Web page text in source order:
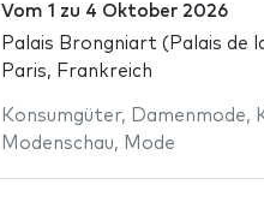
Vom 1 zu 4 Oktober 2026
Palais Brongniart (Palais de
Paris, Frankreich
Konsumgüter, Damenmode,
Modenschau, Mode